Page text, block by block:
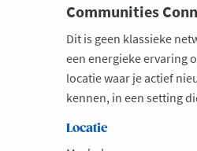
Communities
Dit is geen klassieke
een energieke ervaring
locatie waar je actief
kennen, in een setting
Locatie